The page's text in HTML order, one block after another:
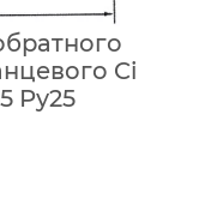
Ci
Ру25